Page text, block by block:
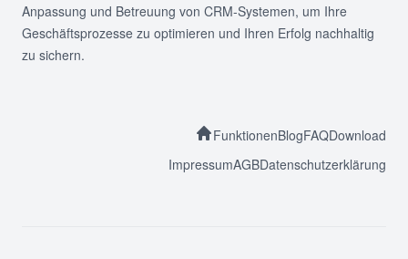
Anpassung und Betreuung von CRM-Systemen, um Ihre
Geschäftsprozesse zu optimieren und Ihren Erfolg nachhaltig
zu sichern.
FunktionenBlogFAQDownload
ImpressumAGBDatenschutzerklärung